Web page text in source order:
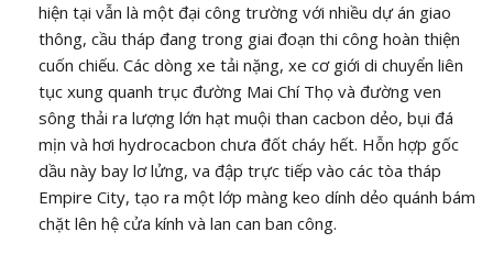
hiện tại vẫn là một đại công trường với nhiều dự án giao
thông, cầu tháp đang trong giai đoạn thi công hoàn thiện
cuốn chiếu. Các dòng xe tải nặng, xe cơ giới di chuyển liên
tục xung quanh trục đường Mai Chí Thọ và đường ven
sông thải ra lượng lớn hạt muội than cacbon dẻo, bụi đá
mịn và hơi hydrocacbon chưa đốt cháy hết. Hỗn hợp gốc
dầu này bay lơ lửng, va đập trực tiếp vào các tòa tháp
Empire City, tạo ra một lớp màng keo dính dẻo quánh bám
chặt lên hệ cửa kính và lan can ban công.